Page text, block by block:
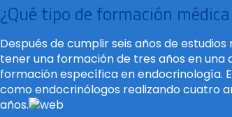
¿Qué tipo de formación
Después de cumplir seis años de
tener una formación de tres años en una
formación específica en endocrinología.
como endocrinólogos realizando cuatro
años.